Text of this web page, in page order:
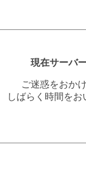
現在サーバ
ご迷惑をおか
しばらく時間を